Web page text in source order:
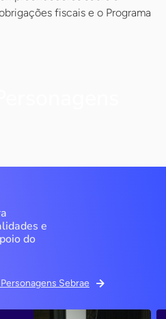
fiscais e o Programa
e
do
Sebrae